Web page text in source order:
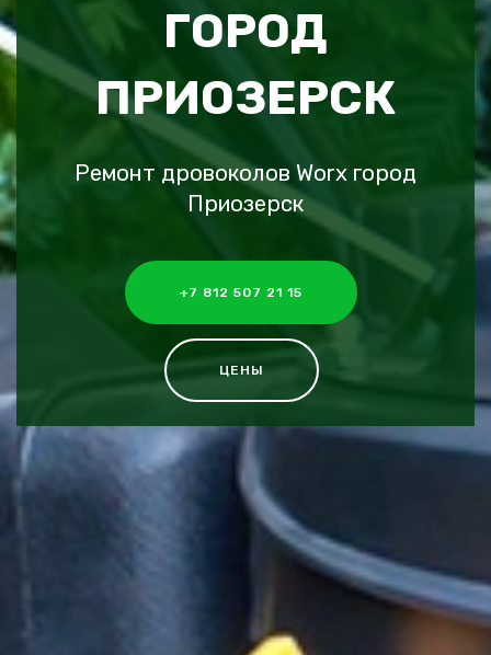
ГОРОД
ПРИОЗЕРСК
Ремонт дровоколов Worx город
Приозерск
+7 812 507 21 15
ЦЕНЫ